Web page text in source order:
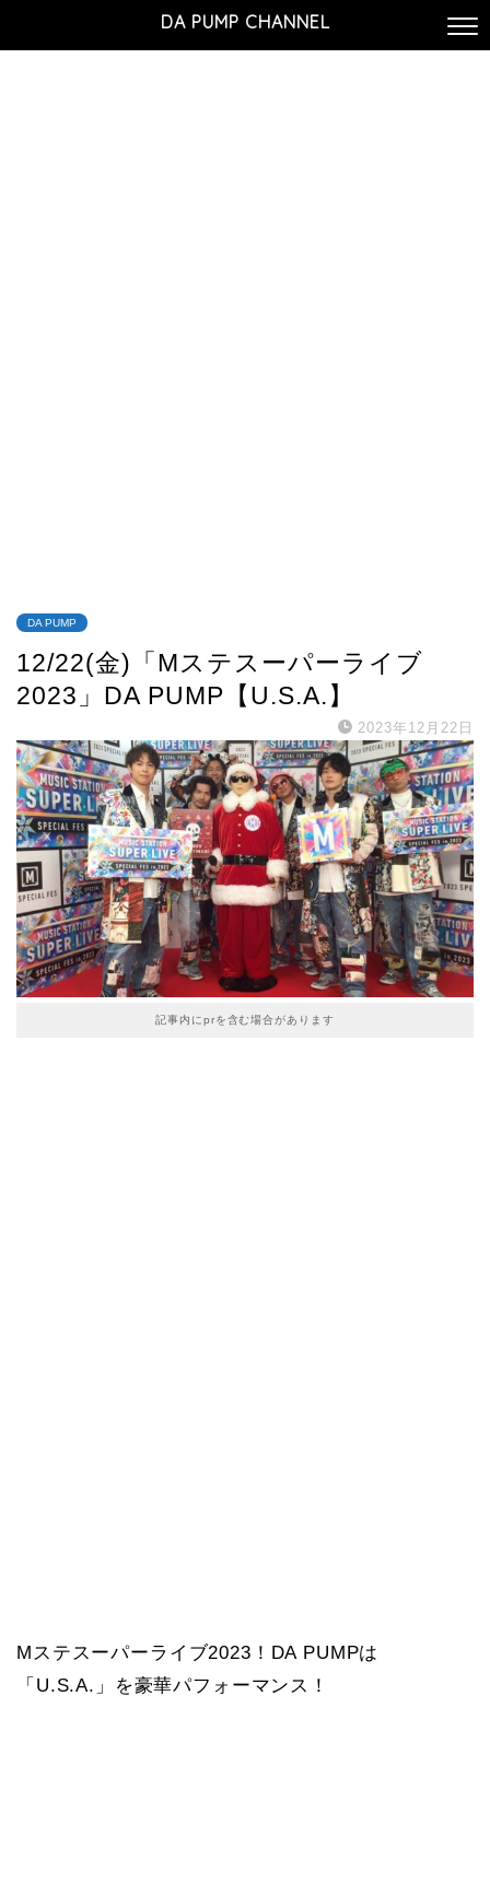
DA PUMP CHANNEL
DA PUMP
12/22(金)「Mステスーパーライブ
2023」DA PUMP【U.S.A.】
2023年12月22日
記事内にprを含む場合があります
Mステスーパーライブ2023！DA PUMPは
「U.S.A.」を豪華パフォーマンス！